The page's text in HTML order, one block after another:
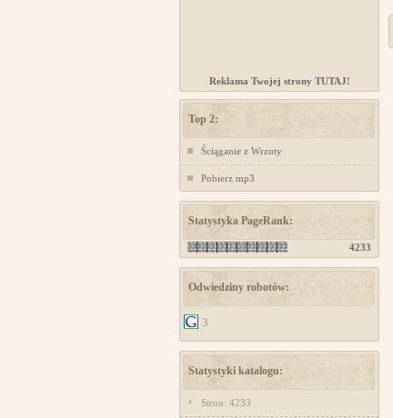
Reklama Twojej strony TUTAJ!
Top 2:
Ściąganie z Wrzuty
Pobierz mp3
Statystyka PageRank:
4233
Odwiedziny robotów:
3
Statystyki katalogu:
Stron: 4233